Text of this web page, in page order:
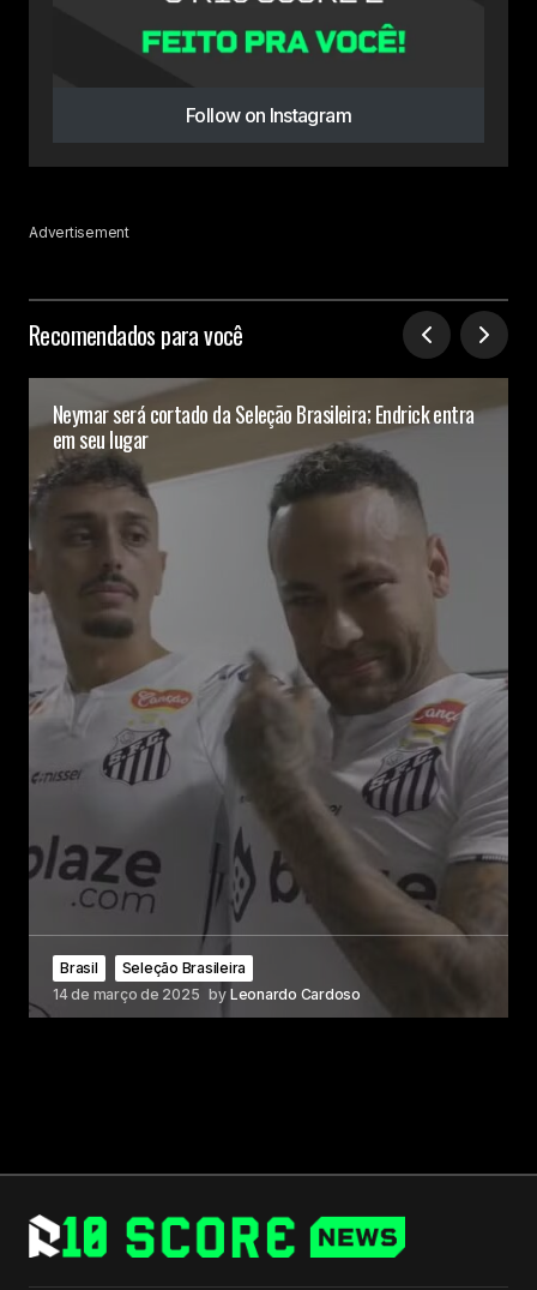
Follow on Instagram
Advertisement
Recomendados para você
Neymar será cortado da Seleção Brasileira; Endrick entra
em seu lugar
Brasil
Seleção Brasileira
14 de março de 2025 by Leonardo Cardoso